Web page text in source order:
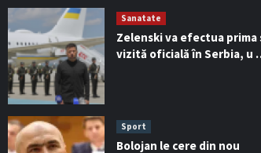
Sanatate
Zelenski va efectua prima
vizită oficială în Serbia, u
Sport
Bolojan le cere din nou